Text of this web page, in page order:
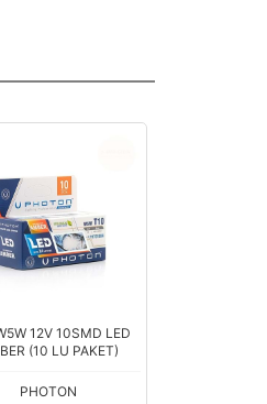
12V 10SMD LED
(10 LU PAKET)
PHOTON